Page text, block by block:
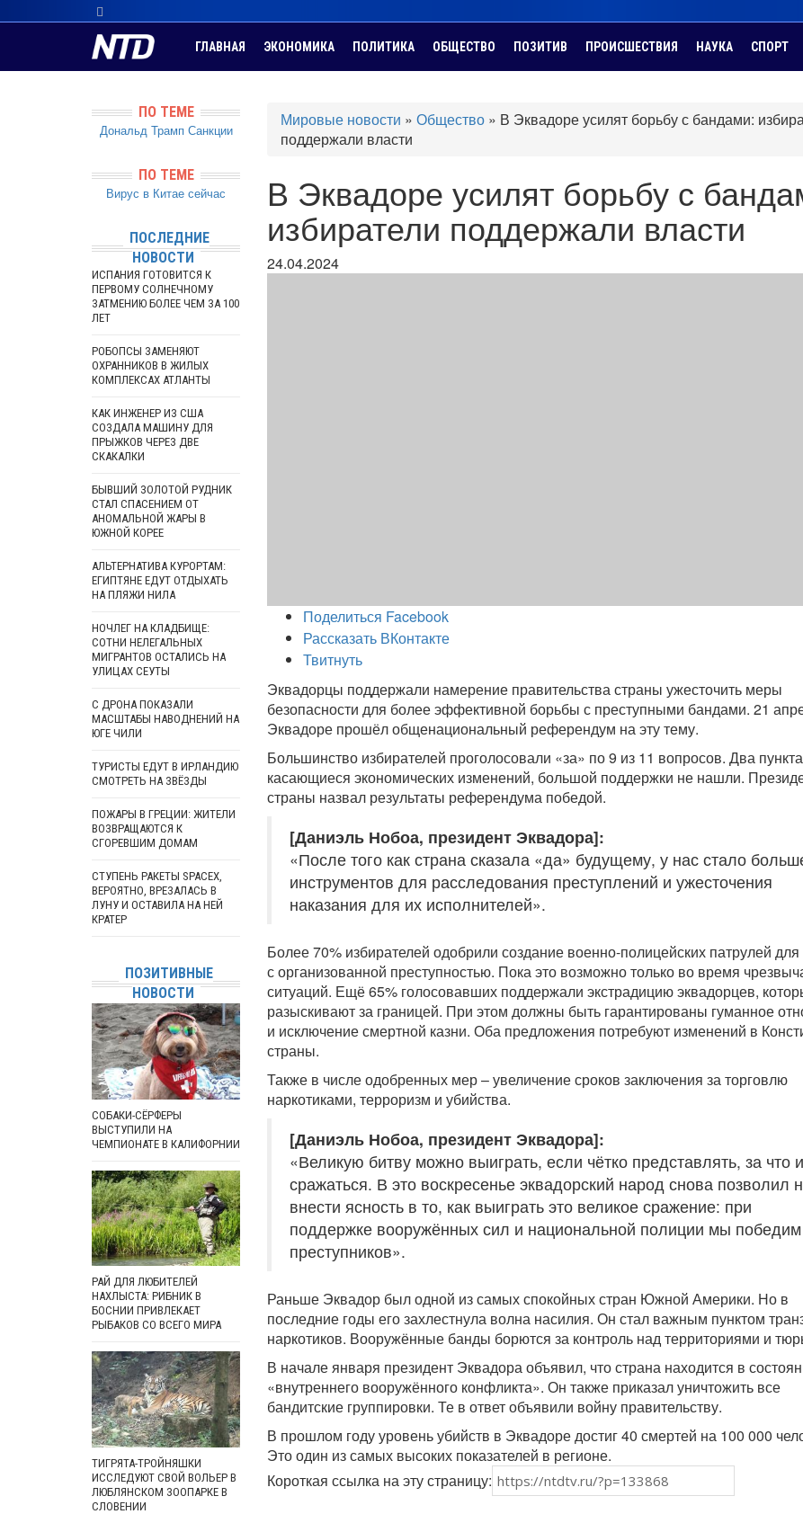
ГЛАВНАЯ ЭКОНОМИКА ПОЛИТИКА ОБЩЕСТВО ПОЗИТИВ ПРОИСШЕСТВИЯ НАУКА СПОРТ
Мировые новости » Общество » В Эквадоре усилят борьбу с бандами:
поддержали власти
В Эквадоре усилят борьбу с
избиратели поддержали власти
24.04.2024
Поделиться Facebook
Рассказать ВКонтакте
Твитнуть
Эквадорцы поддержали намерение правительства страны ужесточить меры
безопасности для более эффективной борьбы с преступными бандами. 21
Эквадоре прошёл общенациональный референдум на эту тему.
Большинство избирателей проголосовали «за» по 9 из 11 вопросов. Два
касающиеся экономических изменений, большой поддержки не нашли.
страны назвал результаты референдума победой.
[Даниэль Нобоа, президент Эквадора]:
«После того как страна сказала «да» будущему, у нас стало
инструментов для расследования преступлений и ужесточения
наказания для их исполнителей».
Более 70% избирателей одобрили создание военно-полицейских патрулей
с организованной преступностью. Пока это возможно только во время
ситуаций. Ещё 65% голосовавших поддержали экстрадицию эквадорцев,
разыскивают за границей. При этом должны быть гарантированы гуманное
и исключение смертной казни. Оба предложения потребуют изменений в
страны.
Также в числе одобренных мер – увеличение сроков заключения за торговлю
наркотиками, терроризм и убийства.
[Даниэль Нобоа, президент Эквадора]:
«Великую битву можно выиграть, если чётко представлять, за что
сражаться. В это воскресенье эквадорский народ снова позволил
внести ясность в то, как выиграть это великое сражение: при
поддержке вооружённых сил и национальной полиции мы победим
преступников».
Раньше Эквадор был одной из самых спокойных стран Южной Америки. Но в
последние годы его захлестнула волна насилия. Он стал важным пунктом
наркотиков. Вооружённые банды борются за контроль над территориями и
В начале января президент Эквадора объявил, что страна находится в
«внутреннего вооружённого конфликта». Он также приказал уничтожить все
бандитские группировки. Те в ответ объявили войну правительству.
В прошлом году уровень убийств в Эквадоре достиг 40 смертей на 100 000
Это один из самых высоких показателей в регионе.
Короткая ссылка на эту страницу:
ПО ТЕМЕ
Дональд Трамп Санкции
ПО ТЕМЕ
Вирус в Китае сейчас
ПОСЛЕДНИЕ
НОВОСТИ
ИСПАНИЯ ГОТОВИТСЯ К
ПЕРВОМУ СОЛНЕЧНОМУ
ЗАТМЕНИЮ БОЛЕЕ ЧЕМ ЗА 100
ЛЕТ
РОБОПСЫ ЗАМЕНЯЮТ
ОХРАННИКОВ В ЖИЛЫХ
КОМПЛЕКСАХ АТЛАНТЫ
КАК ИНЖЕНЕР ИЗ США
СОЗДАЛА МАШИНУ ДЛЯ
ПРЫЖКОВ ЧЕРЕЗ ДВЕ
СКАКАЛКИ
БЫВШИЙ ЗОЛОТОЙ РУДНИК
СТАЛ СПАСЕНИЕМ ОТ
АНОМАЛЬНОЙ ЖАРЫ В
ЮЖНОЙ КОРЕЕ
АЛЬТЕРНАТИВА КУРОРТАМ:
ЕГИПТЯНЕ ЕДУТ ОТДЫХАТЬ
НА ПЛЯЖИ НИЛА
НОЧЛЕГ НА КЛАДБИЩЕ:
СОТНИ НЕЛЕГАЛЬНЫХ
МИГРАНТОВ ОСТАЛИСЬ НА
УЛИЦАХ СЕУТЫ
С ДРОНА ПОКАЗАЛИ
МАСШТАБЫ НАВОДНЕНИЙ НА
ЮГЕ ЧИЛИ
ТУРИСТЫ ЕДУТ В ИРЛАНДИЮ
СМОТРЕТЬ НА ЗВЁЗДЫ
ПОЖАРЫ В ГРЕЦИИ: ЖИТЕЛИ
ВОЗВРАЩАЮТСЯ К
СГОРЕВШИМ ДОМАМ
СТУПЕНЬ РАКЕТЫ SPACEX,
ВЕРОЯТНО, ВРЕЗАЛАСЬ В
ЛУНУ И ОСТАВИЛА НА НЕЙ
КРАТЕР
ПОЗИТИВНЫЕ
НОВОСТИ
СОБАКИ-СЁРФЕРЫ
ВЫСТУПИЛИ НА
ЧЕМПИОНАТЕ В КАЛИФОРНИИ
РАЙ ДЛЯ ЛЮБИТЕЛЕЙ
НАХЛЫСТА: РИБНИК В
БОСНИИ ПРИВЛЕКАЕТ
РЫБАКОВ СО ВСЕГО МИРА
ТИГРЯТА-ТРОЙНЯШКИ
ИССЛЕДУЮТ СВОЙ ВОЛЬЕР В
ЛЮБЛЯНСКОМ ЗООПАРКЕ В
СЛОВЕНИИ